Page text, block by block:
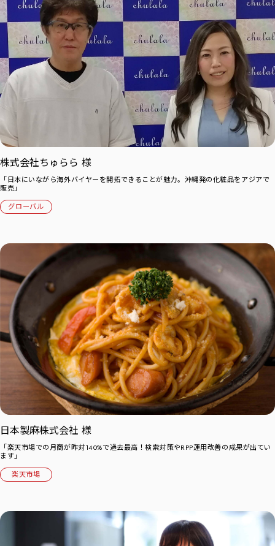
株式会社ちゅらら 様
「日本にいながら海外バイヤーを開拓できることが魅力。沖縄発の化粧品をアジアで
販売」
グローバル
日本製麻株式会社 様
「楽天市場での月商が昨対140%で過去最高！検索対策やRPP運用改善の成果が出てい
ます」
楽天市場